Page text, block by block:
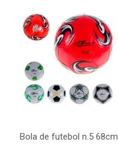
Bola de futebol n.5 68cm